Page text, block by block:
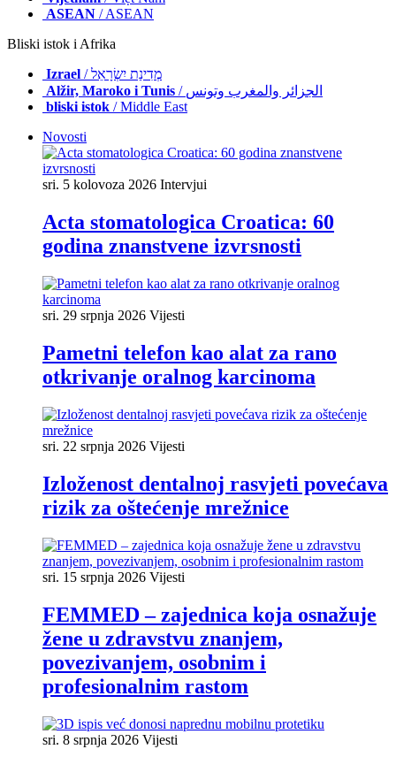
ASEAN / ASEAN
Bliski istok i Afrika
Izrael
/ מְדִינַת יִשְׂרָאֵל
Alžir, Maroko i Tunis
/ الجزائر والمغرب وتونس
bliski istok / Middle East
Novosti
sri. 5 kolovoza 2026 Intervjui
Acta stomatologica Croatica: 60
godina znanstvene izvrsnosti
sri. 29 srpnja 2026 Vijesti
Pametni telefon kao alat za rano
otkrivanje oralnog karcinoma
sri. 22 srpnja 2026 Vijesti
Izloženost dentalnoj rasvjeti povećava
rizik za oštećenje mrežnice
sri. 15 srpnja 2026 Vijesti
FEMMED – zajednica koja osnažuje
žene u zdravstvu znanjem,
povezivanjem, osobnim i
profesionalnim rastom
sri. 8 srpnja 2026 Vijesti